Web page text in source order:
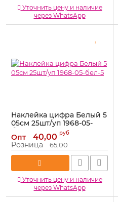
Уточнить цену и наличие
через WhatsApp
Наклейка цифра Белый 5
05см 25шт/уп 1968-05-
бел-5
Артикул: 1968-05-бел-5
Опт 40,00 руб
Розница 65,00
Уточнить цену и наличие
через WhatsApp